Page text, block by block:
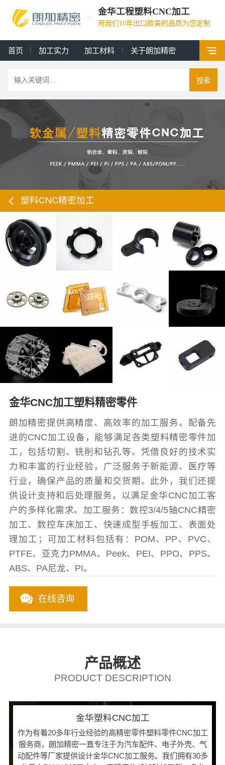
金华工程塑料CNC加工
用我们10年出口欧美的品质为您定制
首页 加工实力 加工材料 关于朗加精密
搜索
塑料CNC精密加工
金华CNC加工塑料精密零件
朗加精密提供高精度、高效率的加工服务。配备先
进的CNC加工设备，能够满足各类塑料精密零件加
工，包括切割、铣削和钻孔等。凭借良好的技术实
力和丰富的行业经验，广泛服务于新能源、医疗等
行业，确保产品的质量和交货期。此外，我们还提
供设计支持和后处理服务，以满足金华CNC加工客
户的多样化需求。加工服务：数控3/4/5轴CNC精密
加工、数控车床加工、快速成型手板加工、表面处
理加工；可加工材料包括有：POM、PP、PVC、
PTFE、亚克力PMMA、Peek、PEI、PPO、PPS、
ABS、PA尼龙、PI。
在线咨询
产品概述
PRODUCT DESCRIPTION
金华塑料CNC加工
作为有着20多年行业经验的高精密零件塑料零件CNC加工
服务商，朗加精密一直专注于为汽车配件、电子外壳、气
动配件等厂家提供设计金华CNC加工服务。我们拥有30多